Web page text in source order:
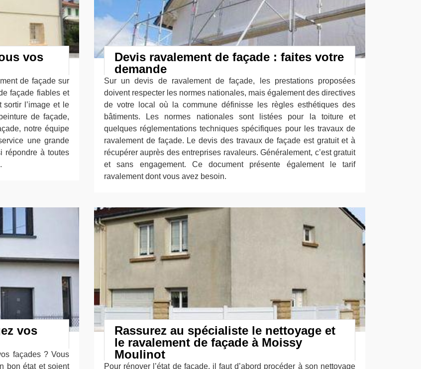
vos
de façade sur
façade fiables et
l’image et le
de façade,
notre équipe
une grande
répondre à toutes
Devis ravalement de façade : faites votre
demande
Sur un devis de ravalement de façade, les prestations proposées
doivent respecter les normes nationales, mais également des directives
de votre local où la commune définisse les règles esthétiques des
bâtiments. Les normes nationales sont listées pour la toiture et
quelques réglementations techniques spécifiques pour les travaux de
ravalement de façade. Le devis des travaux de façade est gratuit et à
récupérer auprès des entreprises ravaleurs. Généralement, c’est gratuit
et sans engagement. Ce document présente également le tarif
ravalement dont vous avez besoin.
vos
façades ? Vous
bon état et soient
Rassurez au spécialiste le nettoyage et
le ravalement de façade à Moissy
Moulinot
Pour rénover l’état de façade, il faut d’abord procéder à son nettoyage